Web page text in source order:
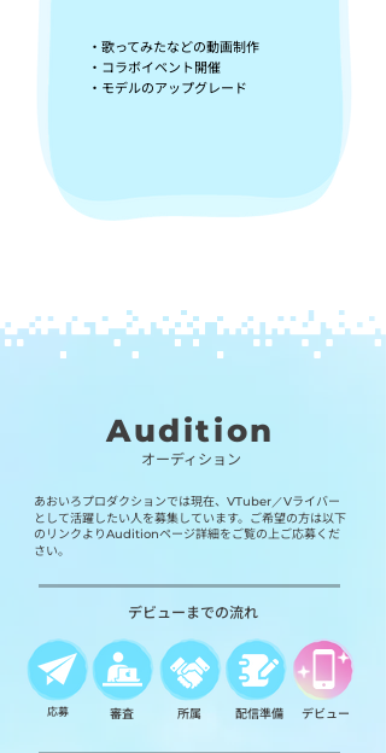
・ 歌ってみたなどの動画制作
・コラボイベント開催
・モデルのアップグレード
Audition
オーディション
あおいろプロダクションでは現在、 VTuber／Vライバー
として活躍したい人を募集しています。ご希望の方は以下
のリンクよりAuditionページ詳細をご覧の上ご応募くだ
さい。
デビューまでの流れ
応募 審査 所属 配信準備 ​デビュー